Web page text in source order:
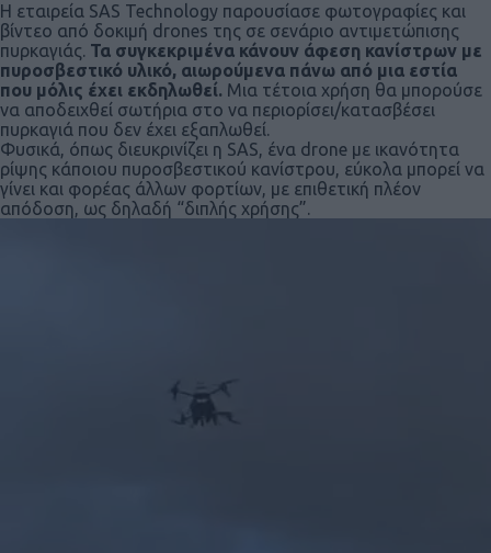
Η εταιρεία SAS Technology παρουσίασε φωτογραφίες και
βίντεο από δοκιμή drones της σε σενάριο αντιμετώπισης
πυρκαγιάς. Τα συγκεκριμένα κάνουν άφεση κανίστρων με
πυροσβεστικό υλικό, αιωρούμενα πάνω από μια εστία
που μόλις έχει εκδηλωθεί. Μια τέτοια χρήση θα μπορούσε
να αποδειχθεί σωτήρια στο να περιορίσει/κατασβέσει
πυρκαγιά που δεν έχει εξαπλωθεί.
Φυσικά, όπως διευκρινίζει η SAS, ένα drone με ικανότητα
ρίψης κάποιου πυροσβεστικού κανίστρου, εύκολα μπορεί να
γίνει και φορέας άλλων φορτίων, με επιθετική πλέον
απόδοση, ως δηλαδή “διπλής χρήσης”.